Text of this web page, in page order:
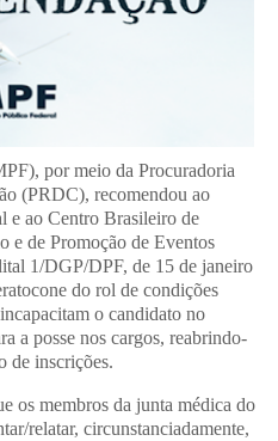
por meio da Procuradoria
(PRDC), recomendou ao
e ao Centro Brasileiro de
e de Promoção de Eventos
1/DGP/DPF, de 15 de janeiro
do rol de condições
o candidato no
a posse nos cargos, reabrindo-
de inscrições.
os membros da junta médica do
relatar, circunstanciadamente,